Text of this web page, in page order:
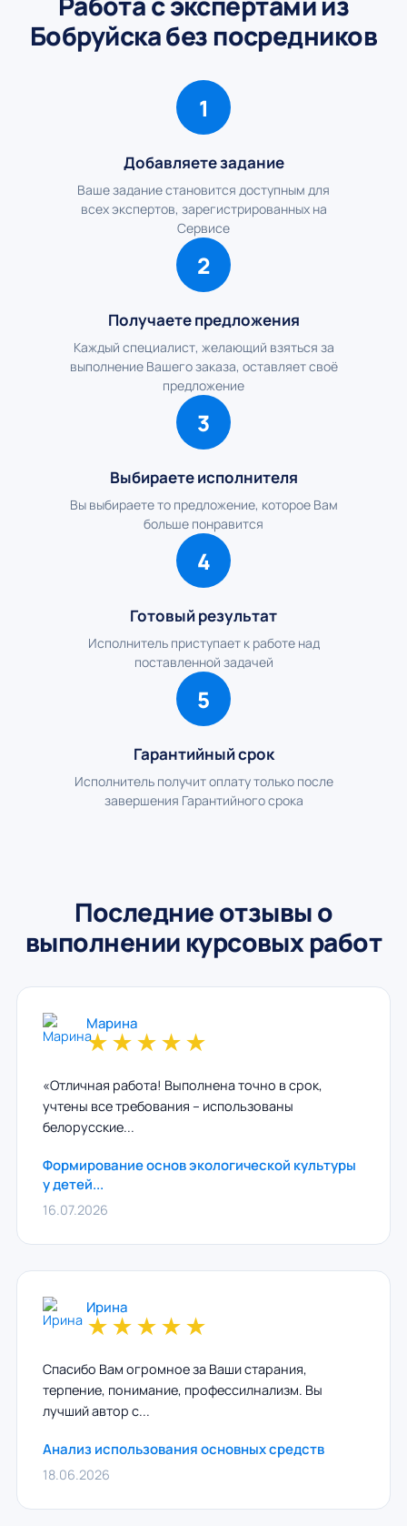
Бобруйска без посредников
1
Добавляете задание
Ваше задание становится доступным для
всех экспертов, зарегистрированных на
Сервисе
2
Получаете предложения
Каждый специалист, желающий взяться за
выполнение Вашего заказа, оставляет своё
предложение
3
Выбираете исполнителя
Вы выбираете то предложение, которое Вам
больше понравится
4
Готовый результат
Исполнитель приступает к работе над
поставленной задачей
5
Гарантийный срок
Исполнитель получит оплату только после
завершения Гарантийного срока
Последние отзывы о
выполнении курсовых работ
Марина
★★★★★
«Отличная работа! Выполнена точно в срок,
учтены все требования – использованы
белорусские...
Формирование основ экологической культуры
у детей...
16.07.2026
Ирина
★★★★★
Спасибо Вам огромное за Ваши старания,
терпение, понимание, профессилнализм. Вы
лучший автор с...
Анализ использования основных средств
18.06.2026